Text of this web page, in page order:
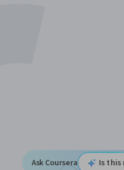
Ask Coursera Is this